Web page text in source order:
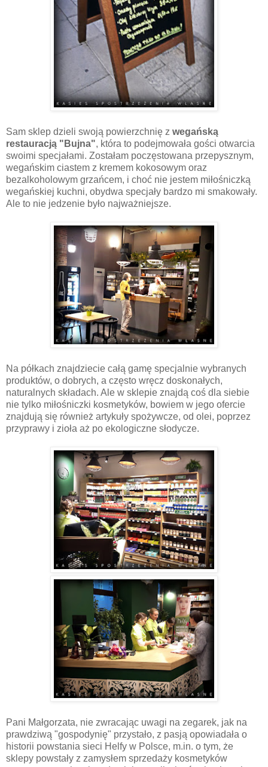
Sam sklep dzieli swoją powierzchnię z wegańską
restauracją "Bujna", która to podejmowała gości otwarcia
swoimi specjałami. Zostałam poczęstowana przepysznym,
wegańskim ciastem z kremem kokosowym oraz
bezalkoholowym grzańcem, i choć nie jestem miłośniczką
wegańskiej kuchni, obydwa specjały bardzo mi smakowały.
Ale to nie jedzenie było najważniejsze.
Na półkach znajdziecie całą gamę specjalnie wybranych
produktów, o dobrych, a często wręcz doskonałych,
naturalnych składach. Ale w sklepie znajdą coś dla siebie
nie tylko miłośniczki kosmetyków, bowiem w jego ofercie
znajdują się również artykuły spożywcze, od olei, poprzez
przyprawy i zioła aż po ekologiczne słodycze.
Pani Małgorzata, nie zwracając uwagi na zegarek, jak na
prawdziwą "gospodynię" przystało, z pasją opowiadała o
historii powstania sieci Helfy w Polsce, m.in. o tym, że
sklepy powstały z zamysłem sprzedaży kosmetyków